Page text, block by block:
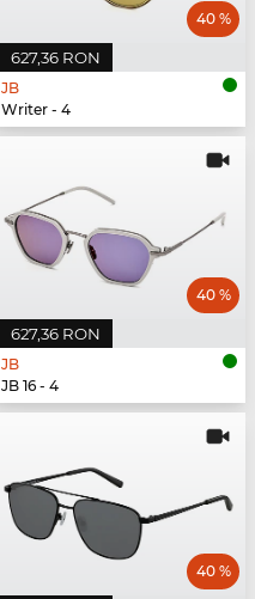
627,36 RON
40 %
JB
Writer - 4
627,36 RON
40 %
JB
JB 16 - 4
40 %